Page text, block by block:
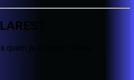
quem ja é nosso cliente: